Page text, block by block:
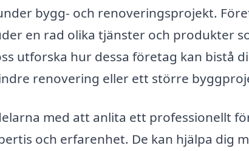
bygg- och renoveringsprojekt.
en rad olika tjänster och produkter
utforska hur dessa företag kan bistå
renovering eller ett större
med att anlita ett professionellt
och erfarenhet. De kan hjälpa dig